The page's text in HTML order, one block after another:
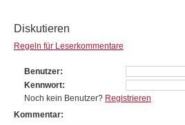
Diskutieren
Regeln für Leserkommentare
Benutzer
Kennwort
Noch kein Benutzer? Registrieren
Kommentar